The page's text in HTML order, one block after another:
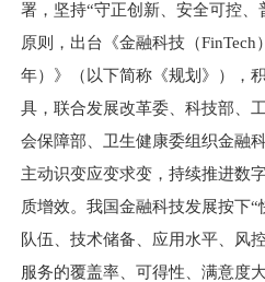
署，坚持“守正创新、安全可控
原则，出台《金融科技（FinTech
年）》（以下简称《规划》），
具，联合发展改革委、科技部、
会保障部、卫生健康委组织金融
主动识变应变求变，持续推进数
质增效。我国金融科技发展按下
队伍、技术储备、应用水平、风
服务的覆盖率、可得性、满意度